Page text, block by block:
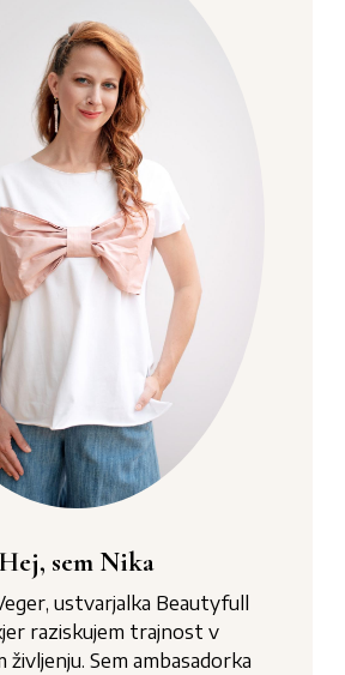
Hej, sem Nika
ustvarjalka Beautyfull
raziskujem trajnost v
življenju. Sem ambasadorka